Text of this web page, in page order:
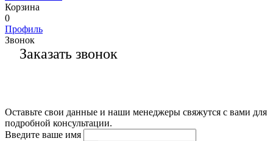
Корзина
0
Профиль
Звонок
Заказать звонок
Оставьте свои данные и наши менеджеры свяжутся с вами для
подробной консультации.
Введите ваше имя